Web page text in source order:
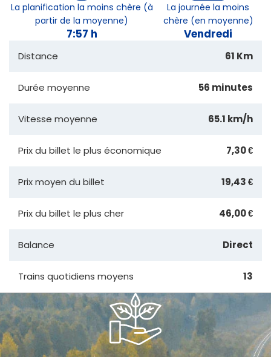
La planification la moins chère (à
partir de la moyenne)
7:57 h
La journée la moins
chère (en moyenne)
Vendredi
Distance 61 Km
Durée moyenne 56 minutes
Vitesse moyenne 65.1 km/h
Prix du billet le plus économique 7,30 €
Prix moyen du billet 19,43 €
Prix du billet le plus cher 46,00 €
Balance Direct
Trains quotidiens moyens 13